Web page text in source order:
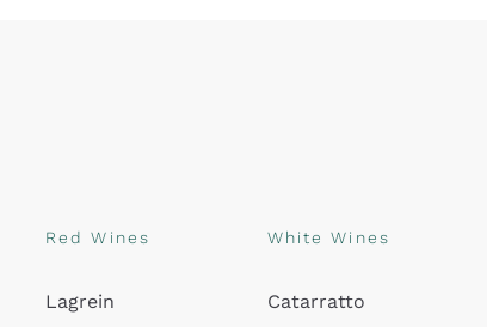
Red Wines
Lagrein
White Wines
Catarratto